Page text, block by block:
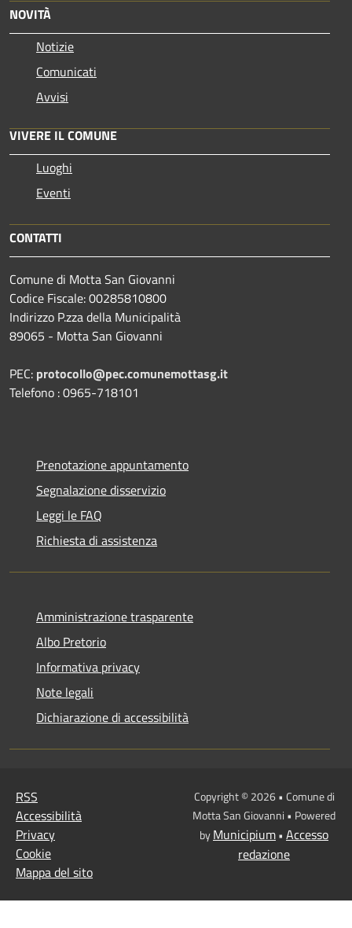
NOVITÀ
Notizie
Comunicati
Avvisi
VIVERE IL COMUNE
Luoghi
Eventi
CONTATTI
Comune di Motta San Giovanni
Codice Fiscale: 00285810800
Indirizzo P.zza della Municipalità
89065 - Motta San Giovanni
PEC: protocollo@pec.comunemottasg.it
Telefono : 0965-718101
Prenotazione appuntamento
Segnalazione disservizio
Leggi le FAQ
Richiesta di assistenza
Amministrazione trasparente
Albo Pretorio
Informativa privacy
Note legali
Dichiarazione di accessibilità
RSS
Accessibilità
Privacy
Cookie
Mappa del sito
Copyright © 2026 • Comune di
Motta San Giovanni • Powered
byMunicipium• Accesso
redazione